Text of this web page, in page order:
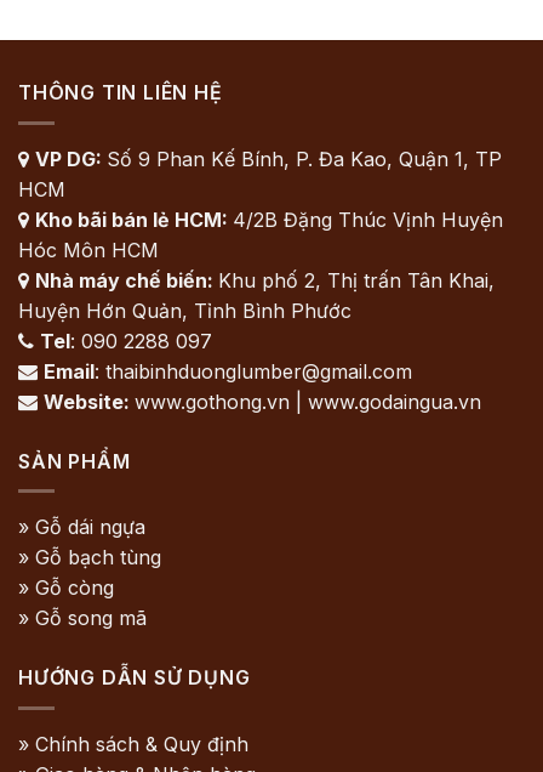
THÔNG TIN LIÊN HỆ
 VP DG: Số 9 Phan Kế Bính, P. Đa Kao, Quận 1, TP
HCM
 Kho bãi bán lẻ HCM: 4/2B Đặng Thúc Vịnh Huyện
Hóc Môn HCM
 Nhà máy chế biến: Khu phố 2, Thị trấn Tân Khai,
Huyện Hớn Quản, Tỉnh Bình Phước
 Tel: 090 2288 097
 Email: thaibinhduonglumber@gmail.com
 Website: www.gothong.vn | www.godaingua.vn
SẢN PHẨM
» Gỗ dái ngựa
» Gỗ bạch tùng
» Gỗ còng
» Gỗ song mã
HƯỚNG DẪN SỬ DỤNG
» Chính sách & Quy định